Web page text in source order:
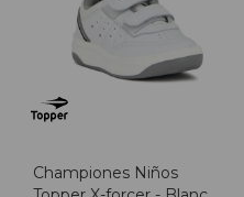
Championes Niños